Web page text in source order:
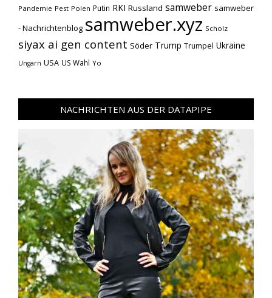
Pandemie Pest Polen Putin RKI Russland samweber samweber
- Nachrichtenblog samweber.xyz Scholz
siyax ai gen content Söder Trump Trumpel Ukraine
Ungarn USA US Wahl Yo
NACHRICHTEN AUS DER DATAPIPE